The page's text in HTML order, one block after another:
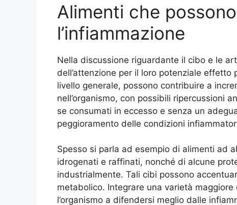
Alimenti che
l’infiammazione
Nella discussione riguardante il cibo e le
dell’attenzione per il loro potenziale
livello generale, possono contribuire a
nell’organismo, con possibili ripercussioni
se consumati in eccesso e senza un
peggioramento delle condizioni
Spesso si parla ad esempio di alimenti ad
idrogenati e raffinati, nonché di alcune
industrialmente. Tali cibi possono
metabolico. Integrare una varietà
l’organismo a difendersi meglio dalle